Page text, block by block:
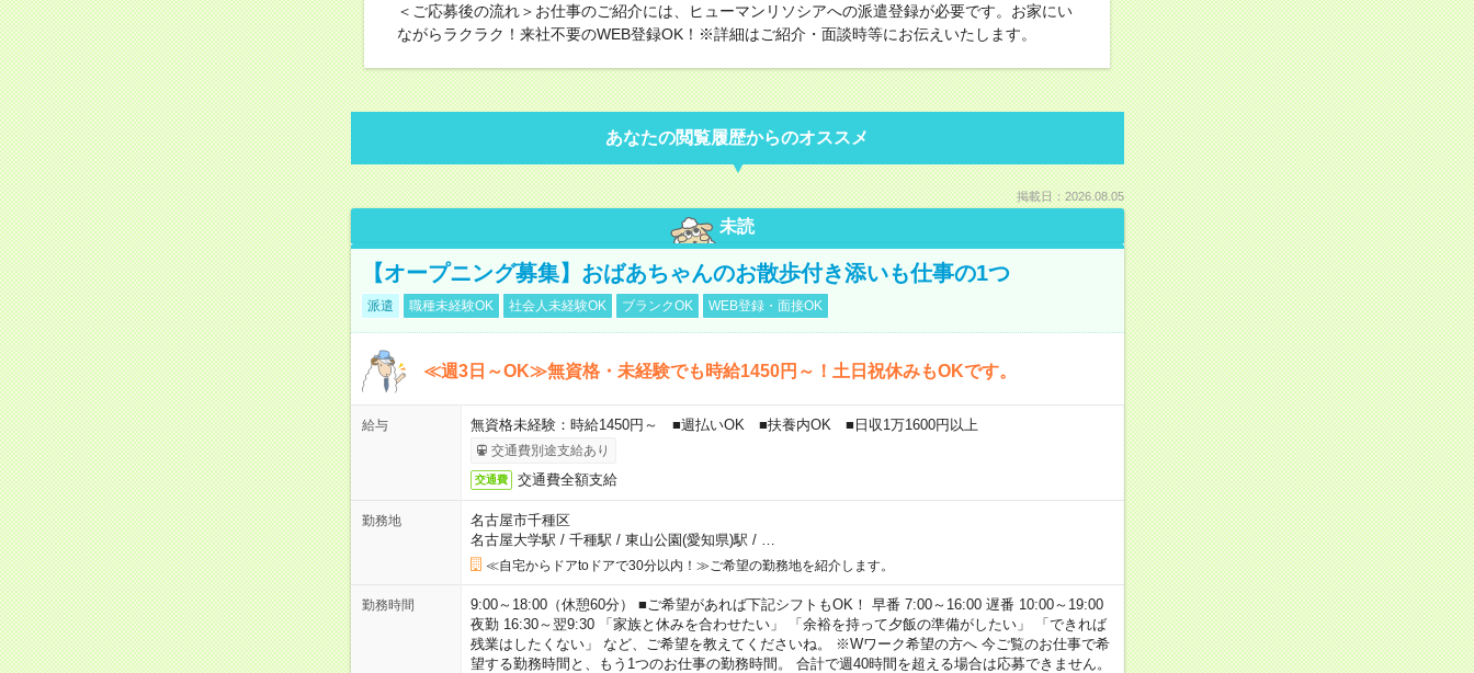
＜ご応募後の流れ＞お仕事のご紹介には、ヒューマンリソシアへの派遣登録が必要です。お家にい
ながらラクラク！来社不要のWEB登録OK！※詳細はご紹介・面談時等にお伝えいたします。
あなたの閲覧履歴からのオススメ
掲載日：2026.08.05
未読
【オープニング募集】おばあちゃんのお散歩付き添いも仕事の1つ
派遣 職種未経験OK 社会人未経験OK ブランクOK WEB登録・面接OK
≪週3日～OK≫無資格・未経験でも時給1450円～！土日祝休みもOKです。
給与 無資格未経験：時給1450円～ ■週払いOK ■扶養内OK ■日収1万1600円以上
交通費別途支給あり
交通費 交通費全額支給
勤務地
名古屋市千種区
名古屋大学駅 / 千種駅 / 東山公園(愛知県)駅 /
≪自宅からドアtoドアで30分以内！≫ご希望の勤務地を紹介します。
勤務時間
9:00～18:00（休憩60分） ■ご希望があれば下記シフトもOK！ 早番 7:00～16:00 遅番 10:00～19:00
夜勤 16:30～翌9:30 「家族と休みを合わせたい」 「余裕を持って夕飯の準備がしたい」 「できれば
残業はしたくない」 など、ご希望を教えてくださいね。 ※Wワーク希望の方へ 今ご覧のお仕事で希
望する勤務時間と、もう1つのお仕事の勤務時間。 合計で週40時間を超える場合は応募できません。